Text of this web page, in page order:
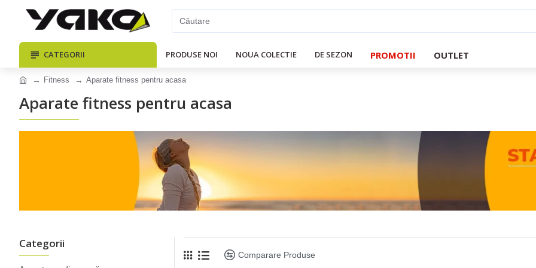
CATEGORII PRODUSE NOI NOUA COLECTIE DE SEZON PROMOTII OUTLET
Fitness Aparate fitness pentru acasa
Aparate fitness pentru acasa
Categorii
Comparare Produse